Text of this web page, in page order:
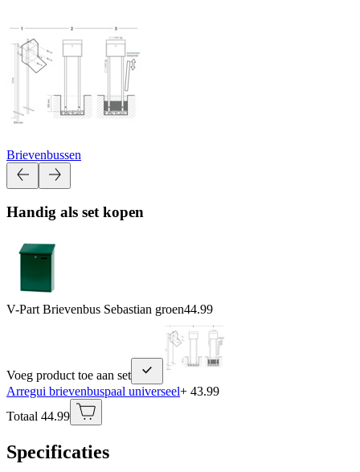
Brievenbussen
Handig als set kopen
V-Part Brievenbus Sebastian groen44.99
Voeg product toe aan set
Arregui brievenbuspaal universeel+ 43.99
Totaal 44.99
Specificaties